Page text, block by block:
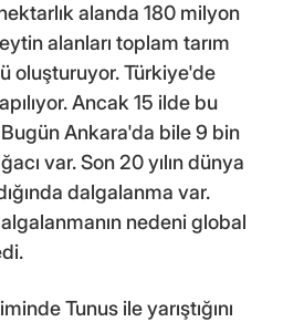
alanda 180 milyon
alanları toplam tarım
oluşturuyor. Türkiye'de
Ancak 15 ilde bu
Ankara'da bile 9 bin
var. Son 20 yılın dünya
dalgalanma var.
nedeni global
Tunus ile yarıştığını